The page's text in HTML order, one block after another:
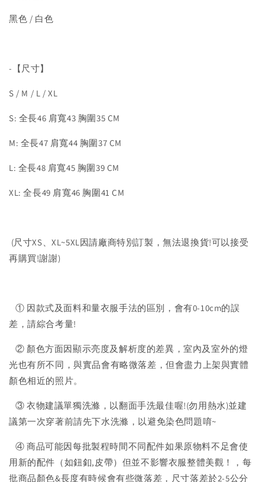
黑色 / 白色
-【尺寸】
S / M / L / XL
S: 全長46 肩寬43 胸圍35 CM
M: 全長47 肩寬44 胸圍37 CM
L: 全長48 肩寬45 胸圍39 CM
XL: 全長49 肩寬46 胸圍41 CM
(尺寸XS、XL~5XL因請廠商特別訂製，無法退換貨!可以接受
再購買!謝謝)
① 因款式及面料和量衣服手法的區別，會有0-10cm的誤
差，請綜合考量!
② 顏色方面因顯示亮度及解析度的差異，室內及室外的燈
光也有所不同，與實品會有略微落差，但會盡力上架與實體
顏色相近的照片。
③ 衣物建議單獨洗滌，以翻面手洗最佳喔!(勿用熱水)並建
議第一次穿著前請先下水洗滌，以避免染色問題唷~
④ 商品可能因每批製程時間不同配件如果原物料不足會使
用新的配件（如鈕釦,皮帶）但並不影響衣服整體美觀！，每
批商品顏色&長度有時候會有些微落差，尺寸落差於2-5公分